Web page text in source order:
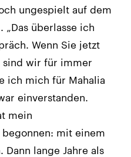
ungespielt auf dem
überlasse ich
Wenn Sie jetzt
sind wir für immer
ich mich für Mahalia
einverstanden.
mein
mit einem
lange Jahre als